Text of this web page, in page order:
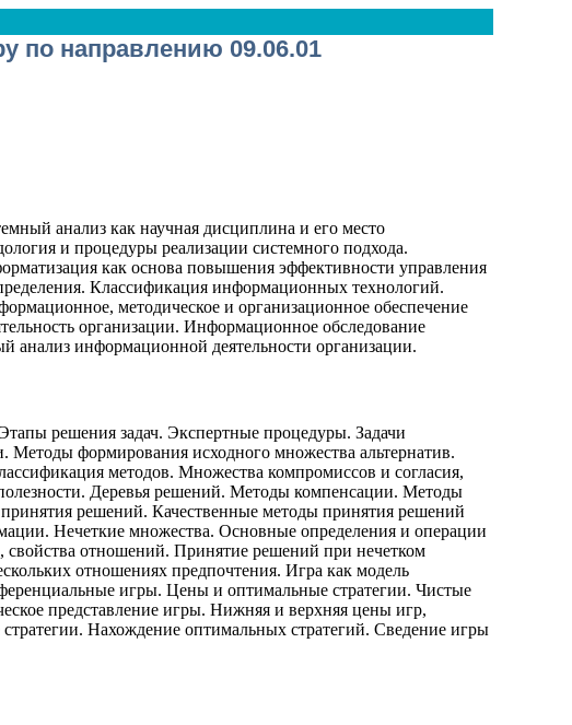
по направлению 09.06.01
анализ как научная дисциплина и его место
и процедуры реализации системного подхода.
как основа повышения эффективности управления
Классификация информационных технологий.
методическое и организационное обеспечение
организации. Информационное обследование
анализ информационной деятельности организации.
решения задач. Экспертные процедуры. Задачи
формирования исходного множества альтернатив.
методов. Множества компромиссов и согласия,
Деревья решений. Методы компенсации. Методы
решений. Качественные методы принятия решений
Нечеткие множества. Основные определения и операции
отношений. Принятие решений при нечетком
отношениях предпочтения. Игра как модель
игры. Цены и оптимальные стратегии. Чистые
представление игры. Нижняя и верхняя цены игр,
Нахождение оптимальных стратегий. Сведение игры